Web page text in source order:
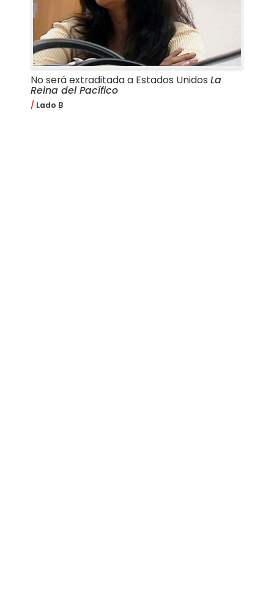
No será extraditada a Estados Unidos La
Reina del Pacífico
Lado B